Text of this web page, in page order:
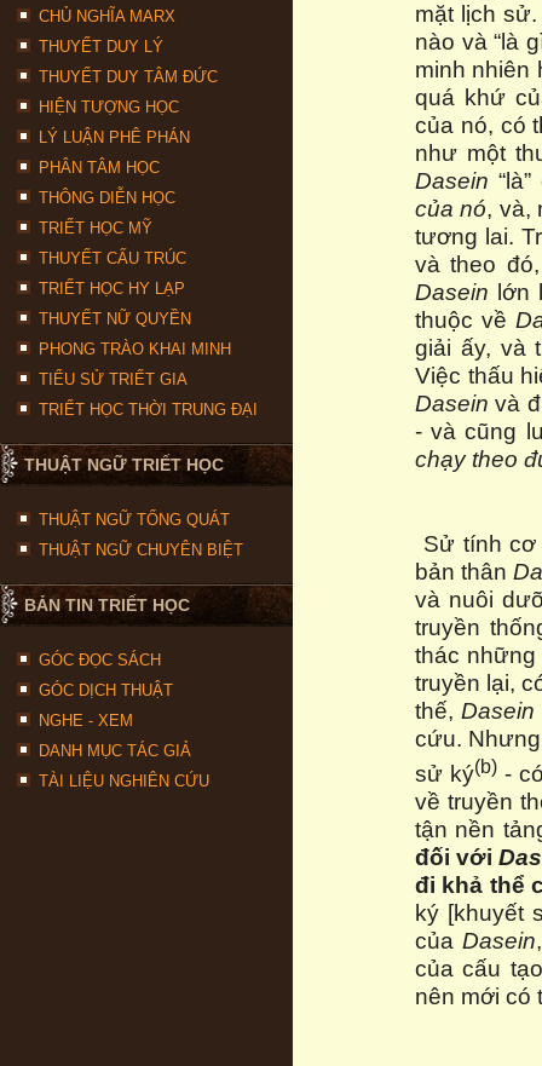
CHỦ NGHĨA MARX
THUYẾT DUY LÝ
THUYẾT DUY TÂM ĐỨC
HIỆN TƯỢNG HỌC
LÝ LUẬN PHÊ PHÁN
PHÂN TÂM HỌC
THÔNG DIỄN HỌC
TRIẾT HỌC MỸ
THUYẾT CẤU TRÚC
TRIẾT HỌC HY LẠP
THUYẾT NỮ QUYỀN
PHONG TRÀO KHAI MINH
TIỂU SỬ TRIẾT GIA
TRIẾT HỌC THỜI TRUNG ĐẠI
THUẬT NGỮ TRIẾT HỌC
THUẬT NGỮ TỔNG QUÁT
THUẬT NGỮ CHUYÊN BIỆT
BẢN TIN TRIẾT HỌC
GÓC ĐỌC SÁCH
GÓC DỊCH THUẬT
NGHE - XEM
DANH MỤC TÁC GIẢ
TÀI LIỆU NGHIÊN CỨU
mặt lịch
nào và “là
minh nhiên
quá khứ
của nó, có
như một
Dasein
của nó, và,
tương lai.
và theo
Dasein lớn
thuộc về
giải ấy, và
Việc thấu
Dasein và
- và cũng
chạy theo
Sử tính
bản thân
và nuôi
truyền
thác những
truyền lại,
thế, Dasein
cứu.
sử ký(b) -
về truyền
tận nền
đối với
đi khả thể
ký [khuyết
củaDasein
của cấu
nên mới có